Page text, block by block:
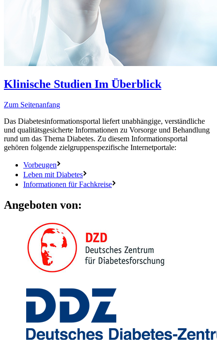
Klinische Studien Im Überblick
Zum Seitenanfang
Das Diabetesinformationsportal liefert unabhängige, verständliche
und qualitätsgesicherte Informationen zu Vorsorge und Behandlung
rund um das Thema Diabetes. Zu diesem Informationsportal
gehören folgende zielgruppenspezifische Internetportale:
Vorbeugen
Leben mit Diabetes
Informationen für Fachkreise
Angeboten von: